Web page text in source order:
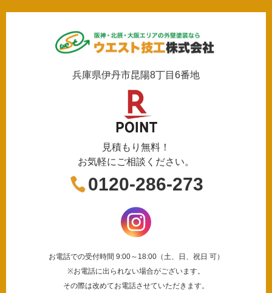
兵庫県伊丹市昆陽8丁目6番地
見積もり無料！
お気軽にご相談ください。
0120-286-273
お電話での受付時間 9:00～18:00（土、日、祝日 可）
※お電話に出られない場合がございます。
その際は改めてお電話させていただきます。